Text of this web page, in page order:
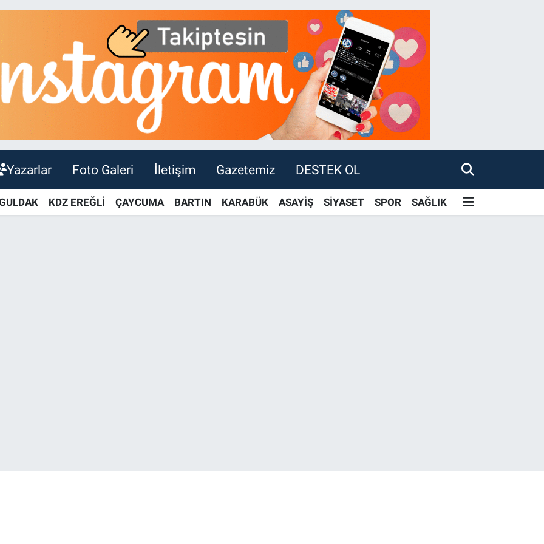
Yazarlar Foto Galeri İletişim Gazetemiz DESTEK OL
KDZ EREĞLİ ÇAYCUMA BARTIN KARABÜK ASAYİŞ SİYASET SPOR SAĞLIK